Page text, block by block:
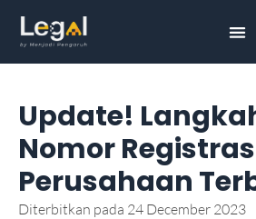
Update!
Nomor
Perusahaan
Diterbitkan pada 24 December 2023